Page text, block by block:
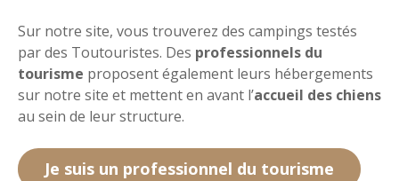
Sur notre site, vous trouverez des campings testés
par des Toutouristes. Des professionnels du
tourisme proposent également leurs hébergements
sur notre site et mettent en avant l’accueil des chiens
au sein de leur structure.
Je suis un professionnel du tourisme